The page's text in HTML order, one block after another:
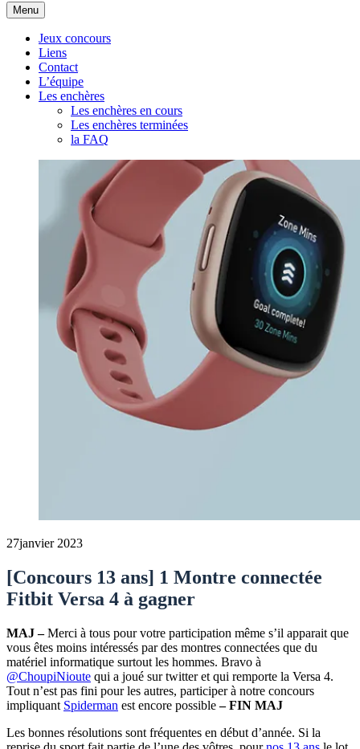
Menu Aller
au
contenu
Jeux concours
Liens
Contact
L’équipe
Les enchères
Les enchères en cours
Les enchères terminées
la FAQ
27janvier 2023
[Concours 13 ans] 1 Montre connectée
Fitbit Versa 4 à gagner
MAJ –Merci à tous pour votre participation même s’il apparait que
vous êtes moins intéressés par des montres connectées que du
matériel informatique surtout les hommes. Bravo à
@ChoupiNioute qui a joué sur twitter et qui remporte la Versa 4.
Tout n’est pas fini pour les autres, participer à notre concours
impliquant Spiderman est encore possible– FIN MAJ
Les bonnes résolutions sont fréquentes en début d’année. Si la